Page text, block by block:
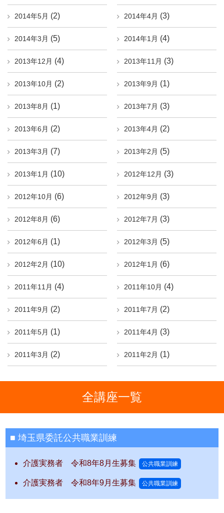
2014年5月 (2) 2014年4月 (3)
2014年3月 (5) 2014年1月 (4)
2013年12月 (4) 2013年11月 (3)
2013年10月 (2) 2013年9月 (1)
2013年8月 (1) 2013年7月 (3)
2013年6月 (2) 2013年4月 (2)
2013年3月 (7) 2013年2月 (5)
2013年1月 (10) 2012年12月 (3)
2012年10月 (6) 2012年9月 (3)
2012年8月 (6) 2012年7月 (3)
2012年6月 (1) 2012年3月 (5)
2012年2月 (10) 2012年1月 (6)
2011年11月 (4) 2011年10月 (4)
2011年9月 (2) 2011年7月 (2)
2011年5月 (1) 2011年4月 (3)
2011年3月 (2) 2011年2月 (1)
全講座一覧
埼玉県委託公共職業訓練
介護実務者 令和8年8月生募集 公共職業訓練
介護実務者 令和8年9月生募集 公共職業訓練